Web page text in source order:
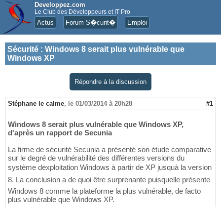
Developpez.com
Le Club des Développeurs et IT Pro
Actus Forum S�curit� Emploi
Sécurité : Windows 8 serait plus vulnérable que
Windows XP
Répondre à la discussion
Stéphane le calme, le 01/03/2014 à 20h28 #1
Windows 8 serait plus vulnérable que Windows XP,
d'après un rapport de Secunia
La firme de sécurité Secunia a présenté son étude comparative
sur le degré de vulnérabilité des différentes versions du
système dexploitation Windows à partir de XP jusquà la version
8. La conclusion a de quoi être surprenante puisquelle présente
Windows 8 comme la plateforme la plus vulnérable, de facto
plus vulnérable que Windows XP.